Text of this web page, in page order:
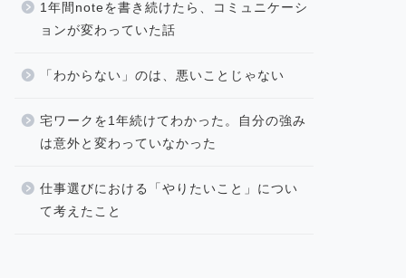
1年間noteを書き続けたら、コミュニケーシ
ョンが変わっていた話
「わからない」のは、悪いことじゃない
宅ワークを1年続けてわかった。自分の強み
は意外と変わっていなかった
仕事選びにおける「やりたいこと」につい
て考えたこと